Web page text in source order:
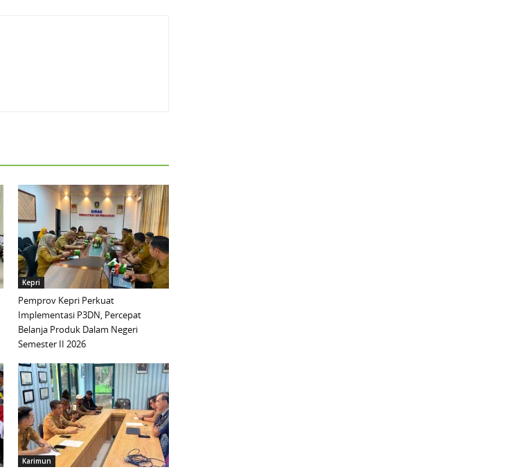
Kepri
Pemprov Kepri Perkuat
Implementasi P3DN, Percepat
Belanja Produk Dalam Negeri
Semester II 2026
Karimun